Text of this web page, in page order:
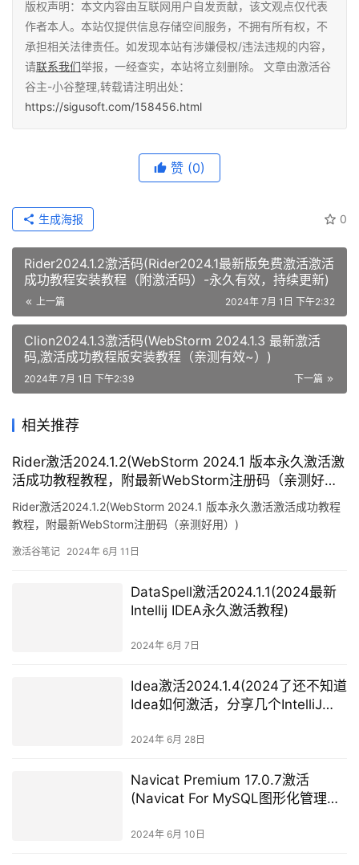
版权声明：本文内容由互联网用户自发贡献，该文观点仅代表
作者本人。本站仅提供信息存储空间服务，不拥有所有权，不
承担相关法律责任。如发现本站有涉嫌侵权/违法违规的内容，
请联系我们举报，一经查实，本站将立刻删除。 文章由激活谷
谷主-小谷整理,转载请注明出处：
https://sigusoft.com/158456.html
赞 (0)
0
生成海报
Rider2024.1.2激活码(Rider2024.1最新版免费激活激活
成功教程安装教程（附激活码）-永久有效，持续更新)
上一篇 2024年 7月 1日 下午2:32
Clion2024.1.3激活码(WebStorm 2024.1.3 最新激活
码,激活成功教程版安装教程（亲测有效~）)
下一篇
2024年 7月 1日 下午2:39
相关推荐
Rider激活2024.1.2(WebStorm 2024.1 版本永久激活激
活成功教程教程，附最新WebStorm注册码（亲测好
用）)
Rider激活2024.1.2(WebStorm 2024.1 版本永久激活激活成功教程
教程，附最新WebStorm注册码（亲测好用）)
激活谷笔记 2024年 6月 11日
DataSpell激活2024.1.1(2024最新
Intellij IDEA永久激活教程)
2024年 6月 7日
Idea激活2024.1.4(2024了还不知道
Idea如何激活，分享几个IntelliJ
功教程)
2024年 6月 28日
Navicat Premium 17.0.7激活
(Navicat For MySQL图形化管理工
2024年 6月 10日